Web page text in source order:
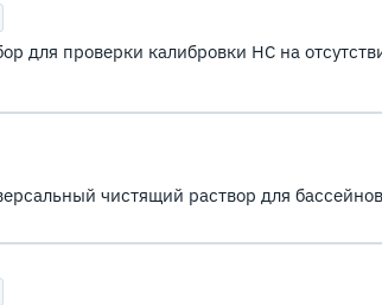
для проверки калибровки НС на
чистящий раствор для